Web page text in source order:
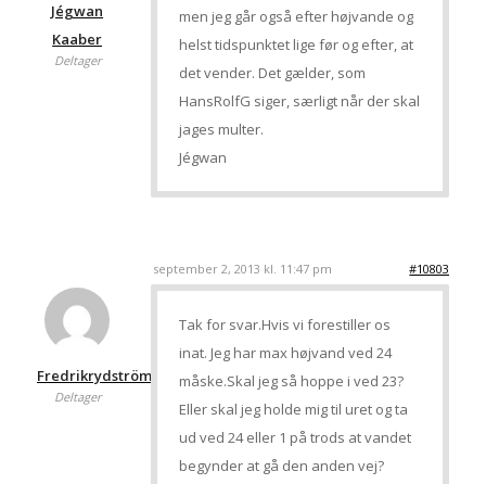
Jégwan
Kaaber
Deltager
men jeg går også efter højvande og
helst tidspunktet lige før og efter, at
det vender. Det gælder, som
HansRolfG siger, særligt når der skal
jages multer.
Jégwan
september 2, 2013 kl. 11:47 pm #10803
Fredrikrydström
Deltager
Tak for svar.Hvis vi forestiller os
inat. Jeg har max højvand ved 24
måske.Skal jeg så hoppe i ved 23?
Eller skal jeg holde mig til uret og ta
ud ved 24 eller 1 på trods at vandet
begynder at gå den anden vej?